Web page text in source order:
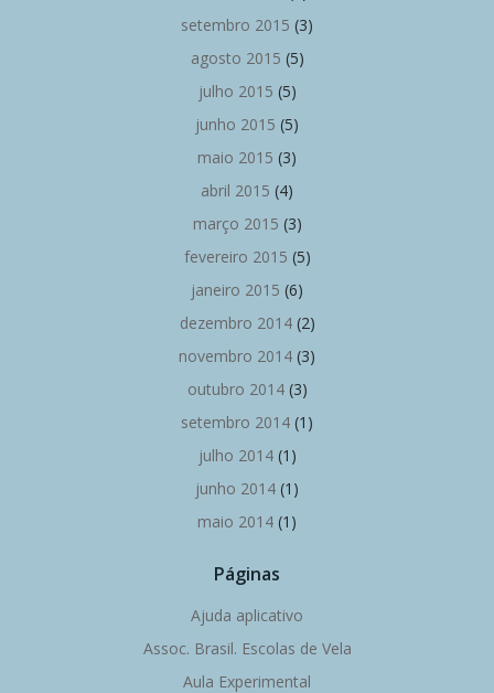
setembro 2015 (3)
agosto 2015 (5)
julho 2015 (5)
junho 2015 (5)
maio 2015 (3)
abril 2015 (4)
março 2015 (3)
fevereiro 2015 (5)
janeiro 2015 (6)
dezembro 2014(2)
novembro 2014 (3)
outubro 2014(3)
setembro 2014 (1)
julho 2014(1)
junho 2014 (1)
maio 2014 (1)
Páginas
Ajuda aplicativo
Assoc. Brasil. Escolas de Vela
Aula Experimental